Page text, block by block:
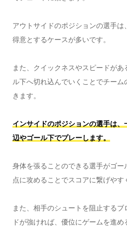
アウトサイドのポジションの選手
得意とするケースが多いです。
また、クイックネスやスピードが
ル下へ切れ込んでいくことでチー
きます。
インサイドのポジションの選手は、
辺やゴール下でプレーします。
身体を張ることのできる選手がゴー
点に攻めることでスコアに繋げやす
また、相手のシュートを阻止する
ドが強ければ、優位にゲームを進め